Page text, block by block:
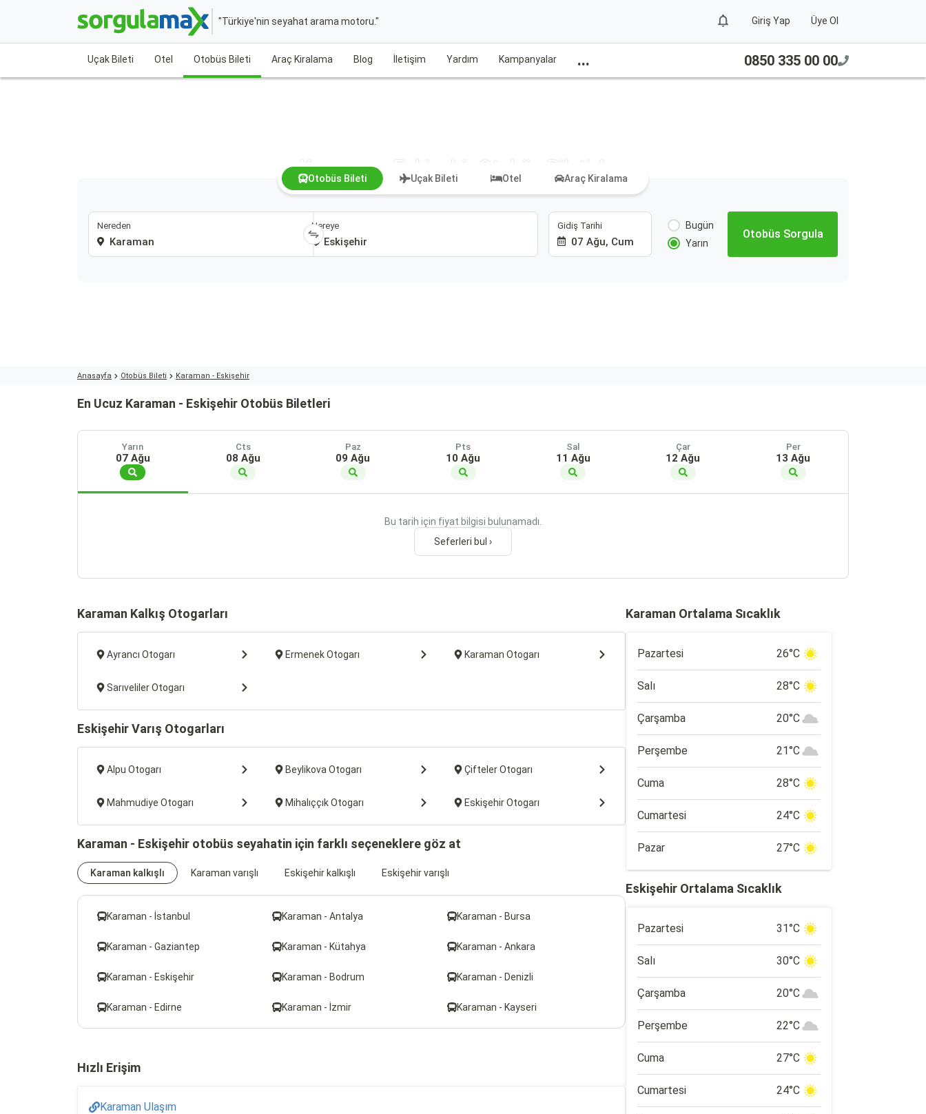
"Türkiye'nin seyahat arama motoru." Giriş Yap Üye Ol
Uçak Bileti Otel Otobüs Bileti Araç Kiralama Blog İletişim Yardım Kampanyalar ... 0850 335 00 00
Karaman - Eskişehir Otobüs Bileti Ara
Otobüs Bileti Uçak Bileti Otel Araç Kiralama
Nereden Nereye Gidiş Tarihi
07 Ağu, Cum
Bugün
Yarın
Otobüs Sorgula
Anasayfa Otobüs Bileti Karaman - Eskişehir
En Ucuz Karaman - Eskişehir Otobüs Biletleri
Yarın
07 Ağu
Cts
08 Ağu
Paz
09 Ağu
Pts
10 Ağu
Sal
11 Ağu
Çar
12 Ağu
Per
13 Ağu
Bu tarih için fiyat bilgisi bulunamadı.
Seferleri bul ›
Karaman Kalkış Otogarları
Ayrancı Otogarı Ermenek Otogarı Karaman Otogarı
Sarıveliler Otogarı
Eskişehir Varış Otogarları
Alpu Otogarı Beylikova Otogarı Çifteler Otogarı
Mahmudiye Otogarı Mihalıççık Otogarı Eskişehir Otogarı
Karaman - Eskişehir otobüs seyahatin için farklı seçeneklere göz at
Karaman kalkışlı Karaman varışlı Eskişehir kalkışlı Eskişehir varışlı
Karaman - İstanbul Karaman - Antalya Karaman - Bursa
Karaman - Gaziantep Karaman - Kütahya Karaman - Ankara
Karaman - Eskişehir Karaman - Bodrum Karaman - Denizli
Karaman - Edirne Karaman - İzmir Karaman - Kayseri
Hızlı Erişim
Karaman Ulaşım
Karaman Ortalama Sıcaklık
Pazartesi 26°C
Salı 28°C
Çarşamba 20°C
Perşembe 21°C
Cuma 28°C
Cumartesi 24°C
Pazar 27°C
Eskişehir Ortalama Sıcaklık
Pazartesi 31°C
Salı 30°C
Çarşamba 20°C
Perşembe 22°C
Cuma 27°C
Cumartesi 24°C